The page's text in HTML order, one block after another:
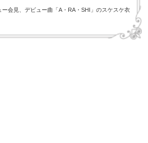
会見、デビュー曲「A・RA・SHI」のスケスケ衣